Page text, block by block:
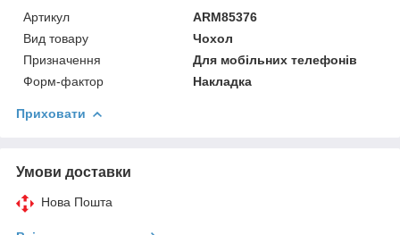
Артикул
ARM85376
Вид товару
Чохол
Призначення
Для мобільних телефонів
Форм-фактор
Накладка
Приховати
Умови доставки
Нова Пошта